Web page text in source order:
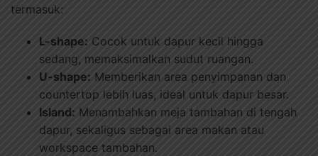
termasuk:
L-shape: Cocok untuk dapur kecil hingga
sedang, memaksimalkan sudut ruangan.
U-shape: Memberikan area penyimpanan dan
countertop lebih luas, ideal untuk dapur besar.
Island: Menambahkan meja tambahan di tengah
dapur, sekaligus sebagai area makan atau
workspace tambahan.